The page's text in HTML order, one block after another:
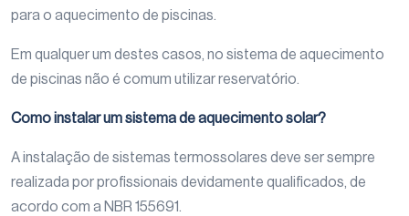
para o aquecimento de piscinas.
Em qualquer um destes casos, no sistema de aquecimento
de piscinas não é comum utilizar reservatório.
Como instalar um sistema de aquecimento solar?
A instalação de sistemas termossolares deve ser sempre
realizada por profissionais devidamente qualificados, de
acordo com a NBR 155691.